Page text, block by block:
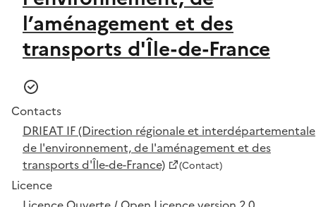
l’aménagement et des
transports d'Île-de-France
Contacts
DRIEAT IF (Direction régionale et interdépartementale
de l'environnement, de l'aménagement et des
transports d'Île-de-France)
(Contact)
Licence